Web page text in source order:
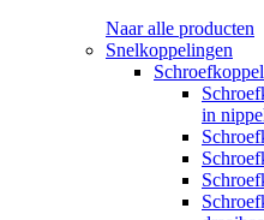
Naar alle producten
Snelkoppelingen
in